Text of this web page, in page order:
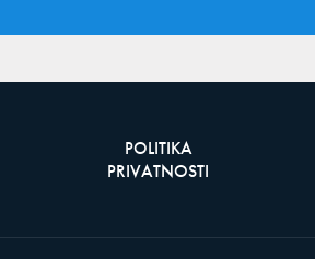
POLITIKA
PRIVATNOSTI